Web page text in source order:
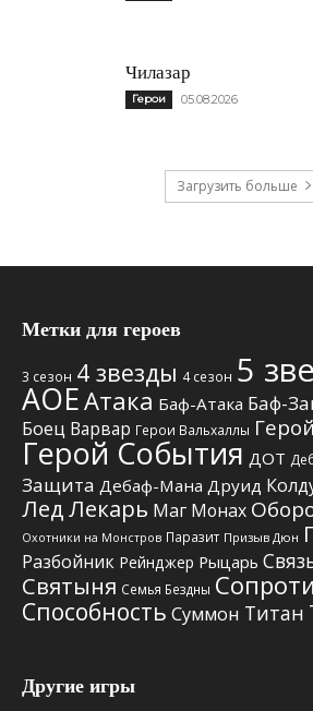
Чилазар
Герои 05.08.2026
Загрузить больше
Метки для героев
3 сезон 4 звезды 4 сезон 5
АОЕАтака Баф-Атака Баф-
Боец Варвар Герои Вальхаллы
Герой События ДОТ
Защита Дебаф-Мана Друид
ЛедЛекарь Маг Монах
Охотники на Монстров Паразит Призыв Дюн
Разбойник Рейнджер Рыцарь
Святыня Семья Бездны
Способность Суммон Титан
Другие игры